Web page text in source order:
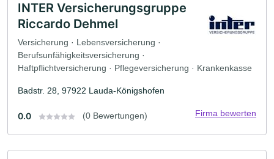
INTER Versicherungsgruppe
Riccardo Dehmel
Versicherung · Lebensversicherung ·
Berufsunfähigkeitsversicherung ·
Haftpflichtversicherung · Pflegeversicherung · Krankenkasse
Badstr. 28, 97922 Lauda-Königshofen
0.0 (0 Bewertungen) Firma bewerten